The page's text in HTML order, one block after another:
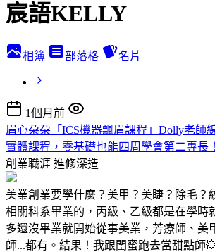
宸語KELLY
相簿 部落格 名片
1個月前
眉心朶朶「ICS機器飄眉課程」Dolly老師
實體課程，零基礎也能四周學會第二專長！
創業職涯 進修深造
美業創業要學什麼？美甲？美睫？除毛？
相關科系畢業的，丙級、乙級都是在學時
多還沒畢業就開始從事美業，芳療師、美
師...都有。結果！我跟閨蜜跑去當甜點師